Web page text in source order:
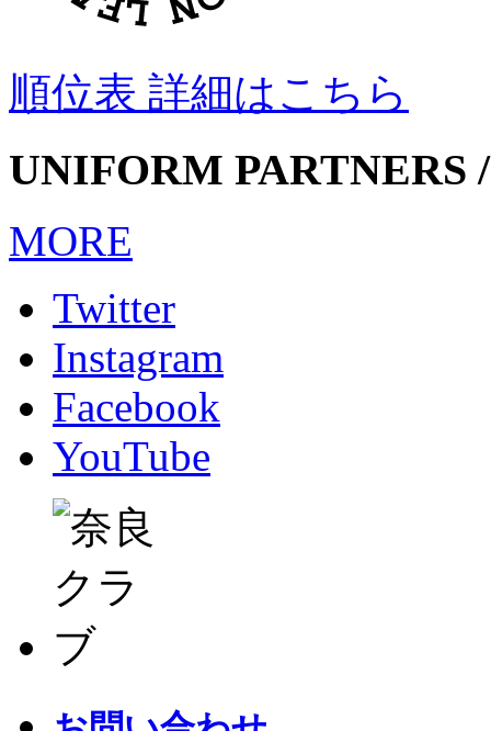
順位表 詳細はこちら
UNIFORM PARTNERS
MORE
Twitter
Instagram
Facebook
YouTube